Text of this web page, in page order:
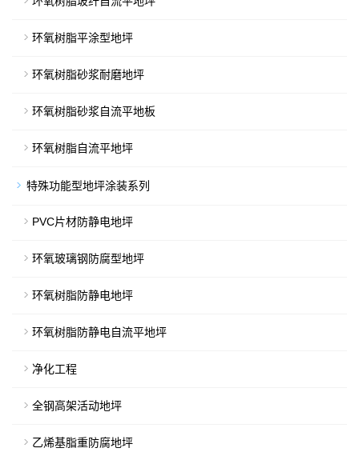
环氧树脂平涂型地坪
环氧树脂砂浆耐磨地坪
环氧树脂砂浆自流平地板
环氧树脂自流平地坪
特殊功能型地坪涂装系列
PVC片材防静电地坪
环氧玻璃钢防腐型地坪
环氧树脂防静电地坪
环氧树脂防静电自流平地坪
净化工程
全钢高架活动地坪
乙烯基脂重防腐地坪